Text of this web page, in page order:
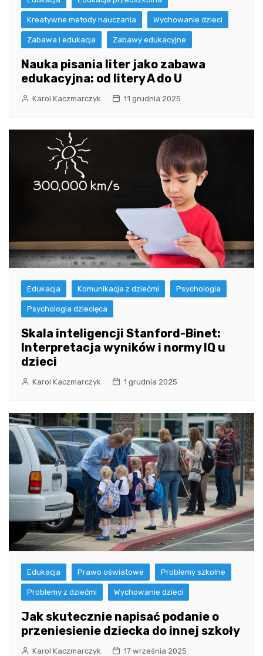
Kreatywne metody nauczania Wychowanie dzieci
Zabawa i edukacja Zabawy edukacyjne
Nauka pisania liter jako zabawa
edukacyjna: od litery A do U
Karol Kaczmarczyk 11 grudnia 2025
Edukacja Komunikacja z dziećmi Psychologia
Psychologia dziecięca
Skala inteligencji Stanford-Binet:
Interpretacja wyników i normy IQ u
dzieci
Karol Kaczmarczyk 1 grudnia 2025
Edukacja Prawo oświatowe Problemy szkolne
Problemy z dziećmi Wychowanie dzieci
Jak skutecznie napisać podanie o
przeniesienie dziecka do innej szkoły
Karol Kaczmarczyk 17 września 2025